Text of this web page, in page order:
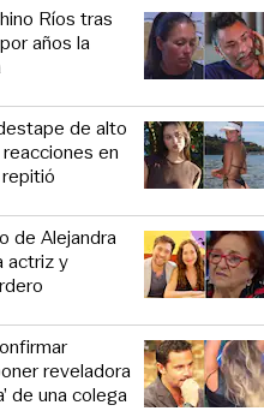
Ríos tras
años la
de alto
en
de Alejandra
actriz y
reveladora
de una colega